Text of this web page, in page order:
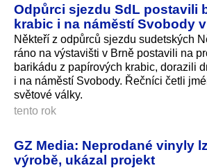
Odpůrci sjezdu SdL postavili
krabic i na náměstí Svobody
Někteří z odpůrců sjezdu sudetských
ráno na výstavišti v Brně postavili na
barikádu z papírových krabic, dorazili
i na náměstí Svobody. Řečníci četli
světové války.
tento rok
GZ Media: Neprodané vinyly
výrobě, ukázal projekt